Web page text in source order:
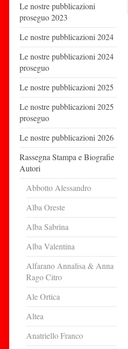
Le nostre pubblicazioni
proseguo 2023
Le nostre pubblicazioni 2024
Le nostre pubblicazioni 2024
proseguo
Le nostre pubblicazioni 2025
Le nostre pubblicazioni 2025
proseguo
Le nostre pubblicazioni 2026
Rassegna Stampa e Biografie
Autori
Abbotto Alessandro
Alba Oreste
Alba Sabrina
Alba Valentina
Alfarano Annalisa & Anna
Rago Citro
Ale Ortica
Altea
Anatriello Franco